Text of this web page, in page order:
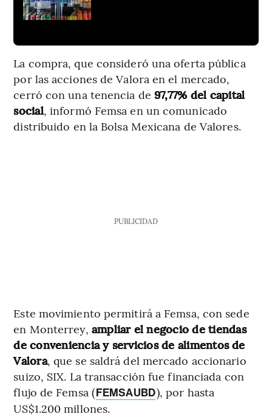
La compra, que consideró una oferta pública
por las acciones de Valora en el mercado,
cerró con una tenencia de 97,77% del capital
social, informó Femsa en un comunicado
distribuido en la Bolsa Mexicana de Valores.
PUBLICIDAD
Este movimiento permitirá a Femsa, con sede
en Monterrey, ampliar el negocio de tiendas
de conveniencia y servicios de alimentos de
Valora, que se saldrá del mercado accionario
suizo, SIX. La transacción fue financiada con
flujo de Femsa (FEMSAUBD), por hasta
US$1.200 millones.